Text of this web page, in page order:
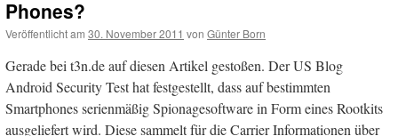
Phones?
Veröffentlicht am 30. November 2011 von Günter Born
Gerade bei t3n.de auf diesen Artikel gestoßen. Der US Blog
Android Security Test hat festgestellt, dass auf bestimmten
Smartphones serienmäßig Spionagesoftware in Form eines Rootkits
ausgeliefert wird. Diese sammelt für die Carrier Informationen über